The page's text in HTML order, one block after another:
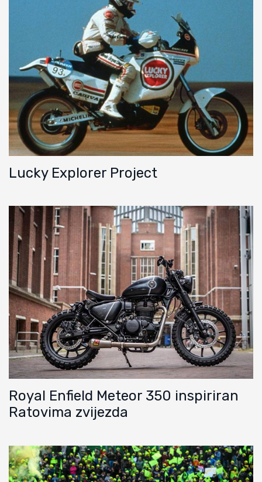
Lucky Explorer Project
Royal Enfield Meteor 350 inspiriran
Ratovima zvijezda